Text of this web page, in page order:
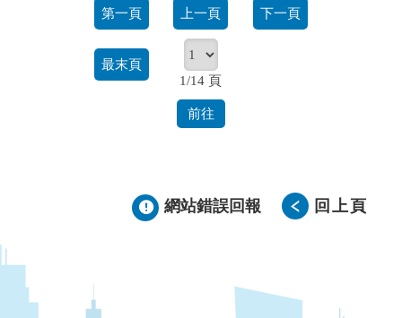
第一頁 上一頁 下一頁
最末頁
1/14 頁
前往
網站錯誤回報 回上頁